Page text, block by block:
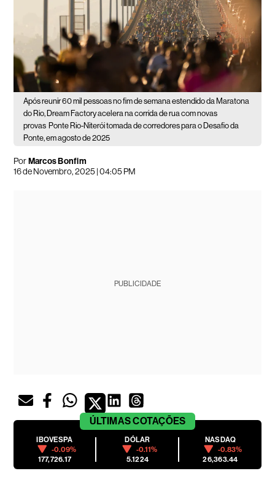
Após reunir 60 mil pessoas no fim de semana estendido da Maratona
do Rio, Dream Factory acelera na corrida de rua com novas
provas Ponte Rio-Niterói tomada de corredores para o Desafio da
Ponte, em agosto de 2025
PorMarcos Bonfim
16 de Novembro, 2025 | 04:05 PM
PUBLICIDADE
ÚLTIMASCOTAÇÕES
IBOVESPA
-0.09%
177,726.17
DÓLAR
-0.11%
5.1224
NASDAQ
-0.83%
26,363.44